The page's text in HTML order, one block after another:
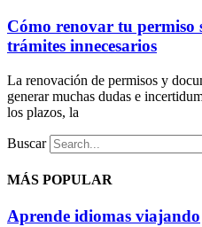
Cómo renovar tu permiso
trámites innecesarios
La renovación de permisos y
generar muchas dudas e
los plazos, la
Buscar
MÁS POPULAR
Aprende idiomas viajando